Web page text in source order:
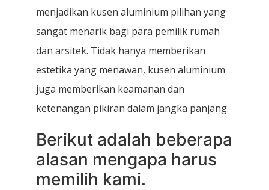
menjadikan kusen aluminium pilihan yang
sangat menarik bagi para pemilik rumah
dan arsitek. Tidak hanya memberikan
estetika yang menawan, kusen aluminium
juga memberikan keamanan dan
ketenangan pikiran dalam jangka panjang.
Berikut adalah beberapa
alasan mengapa harus
memilih kami.